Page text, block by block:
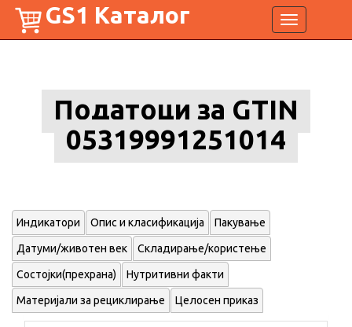
Toggle
navigation
GS1 Каталог
Податоци за GTIN
05319991251014
Индикатори Опис и класификација Пакување
Датуми/животен век Складирање/користење
Состојки(прехрана) Нутритивни факти
Материјали за рециклирање Целосен приказ